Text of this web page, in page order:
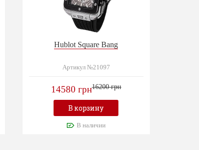
Hublot Square Bang
Артикул №21097
14580 грн16200 грн
В корзину
В наличии